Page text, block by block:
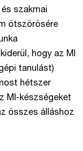
szakmai
ötszörösére
hogy az MI
tanulást)
hétszer
MI-készségeket
összes álláshoz